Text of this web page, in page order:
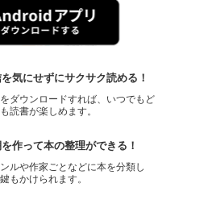
気にせずにサクサク読める！
ダウンロードすれば、いつでもど
読書が楽しめます。
作って本の整理ができる！
ルや作家ごとなどに本を分類し
もかけられます。